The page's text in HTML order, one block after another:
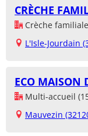
CRÈCHE
Crèche
L'Isle-Jourdain
ECO MAISON
Multi-accueil
Mauvezin